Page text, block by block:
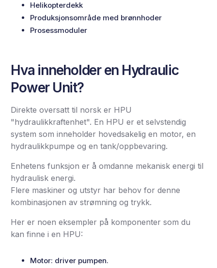
Helikopterdekk
Produksjonsområde med brønnhoder
Prosessmoduler
Hva inneholder en Hydraulic
Power Unit?
Direkte oversatt til norsk er HPU
"hydraulikkraftenhet". En HPU er et selvstendig
system som inneholder hovedsakelig en motor, en
hydraulikkpumpe og en tank/oppbevaring.
Enhetens funksjon er å omdanne mekanisk energi til
hydraulisk energi.
Flere maskiner og utstyr har behov for denne
kombinasjonen av strømning og trykk.
Her er noen eksempler på komponenter som du
kan finne i en HPU:
Motor: driver pumpen.